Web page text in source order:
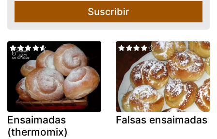
Suscribir
Ensaimadas
(thermomix)
Falsas ensaimadas